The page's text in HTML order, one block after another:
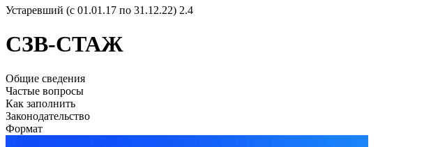
Устаревший (с 01.01.17 по 31.12.22) 2.4
СЗВ-СТАЖ
Общие сведения
Частые вопросы
Как заполнить
Законодательство
Формат